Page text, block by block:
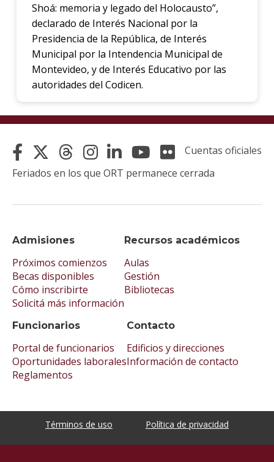
Shoá: memoria y legado del Holocausto”,
declarado de Interés Nacional por la
Presidencia de la República, de Interés
Municipal por la Intendencia Municipal de
Montevideo, y de Interés Educativo por las
autoridades del Codicen.
Admisiones
Próximos comienzos
Becas disponibles
Cómo inscribirte
Solicitá más información
Recursos académicos
Aulas
Gestión
Bibliotecas
Funcionarios
Portal de funcionarios
Oportunidades laborales
Reglamentos
Contacto
Edificios y direcciones
Información de contacto
Cuentas oficiales
Feriados en los que ORT permanece cerrada
Términos de uso Política de privacidad